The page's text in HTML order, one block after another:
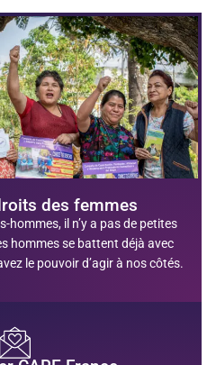
des femmes
hommes, il n’y a pas de petites
hommes se battent déjà avec
le pouvoir d’agir à nos côtés.